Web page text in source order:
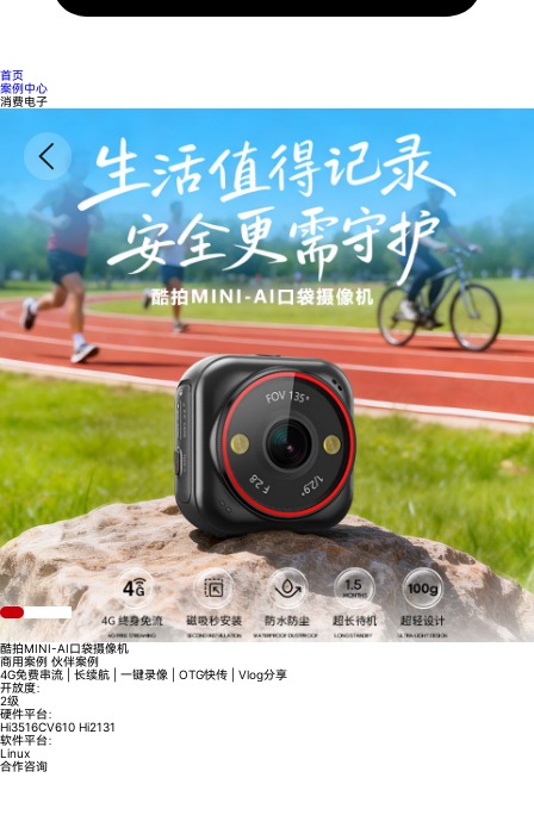
首页
案例中心
消费电子
酷拍MINI-AI口袋摄像机
商用案例 伙伴案例
4G免费串流 | 长续航 | 一键录像 | OTG快传 | Vlog分享
开放度：
2级
硬件平台：
Hi3516CV610 Hi2131
软件平台：
Linux
合作咨询